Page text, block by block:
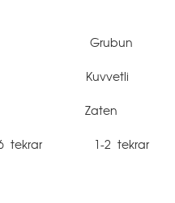
Grubun
Kuvvetli
Zaten
5-6 tekrar 1-2 tekrar
anlar